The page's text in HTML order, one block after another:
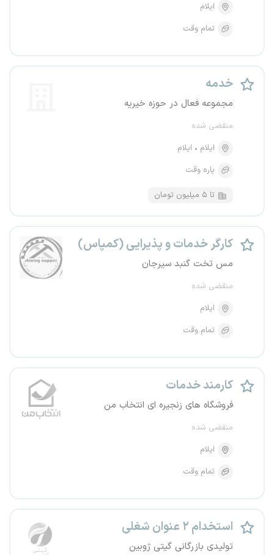
ایلام
تمام وقت
خدمه
مجموعه فعال در حوزه خیریه
منقضی شده
ایلام
ایلام
پاره وقت
تا ۵ میلیون تومان
کارگر خدمات و پذیرایی (کمپاس)
مس تخت گنبد سیرجان
منقضی شده
ایلام
تمام وقت
کارمند خدمات
فروشگاه های زنجیره ای انتخاب من
منقضی شده
ایلام
تمام وقت
استخدام ۲ عنوان شغلی
تولیدی بازرگانی گیتی ژوبین